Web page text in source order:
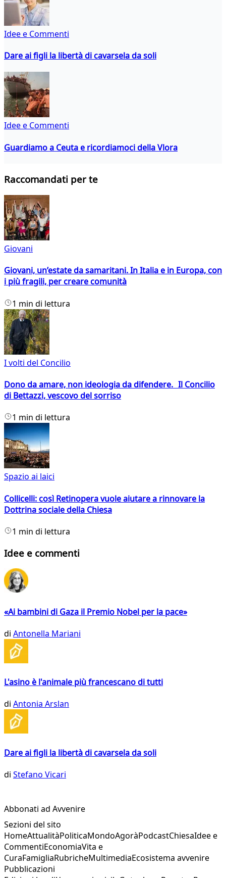
Idee e Commenti
Dare ai figli la libertà di cavarsela da soli
Idee e Commenti
Guardiamo a Ceuta e ricordiamoci della Vlora
Raccomandati per te
Giovani
Giovani, un’estate da samaritani. In Italia e in Europa, con
i più fragili, per creare comunità
1 min di lettura
I volti del Concilio
Dono da amare, non ideologia da difendere. Il Concilio
di Bettazzi, vescovo del sorriso
1 min di lettura
Spazio ai laici
Collicelli: così Retinopera vuole aiutare a rinnovare la
Dottrina sociale della Chiesa
1 min di lettura
Idee e commenti
«Ai bambini di Gaza il Premio Nobel per la pace»
di Antonella Mariani
L'asino è l'animale più francescano di tutti
di Antonia Arslan
Dare ai figli la libertà di cavarsela da soli
di Stefano Vicari
Abbonati ad Avvenire
Sezioni del sito
HomeAttualitàPoliticaMondoAgoràPodcastChiesaIdee e
CommentiEconomiaVita e
CuraFamigliaRubricheMultimediaEcosistema avvenire
Pubblicazioni